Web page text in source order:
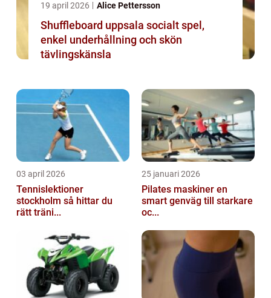
19 april 2026 Alice Pettersson
Shuffleboard uppsala socialt spel,
enkel underhållning och skön
tävlingskänsla
03 april 2026
Tennislektioner
stockholm så hittar du
rätt träni...
25 januari 2026
Pilates maskiner en
smart genväg till starkare
oc...